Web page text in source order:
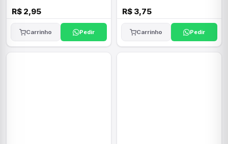
R$ 2,95
Carrinho Pedir
R$ 3,75
Carrinho Pedir